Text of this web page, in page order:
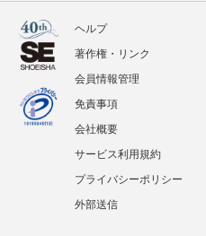
ヘルプ
著作権・リンク
会員情報管理
免責事項
会社概要
サービス利用規約
プライバシーポリシー
外部送信